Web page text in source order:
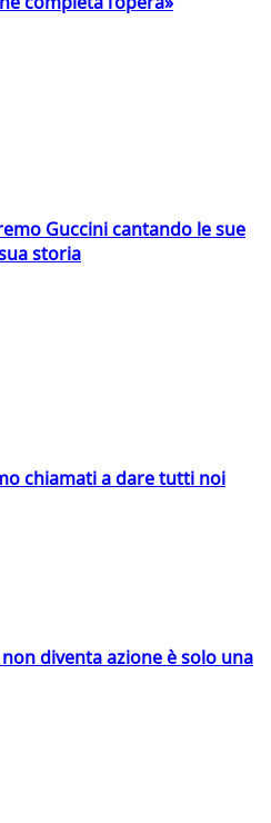
Guccini cantando le sue
storia
chiamati a dare tutti noi
diventa azione è solo una